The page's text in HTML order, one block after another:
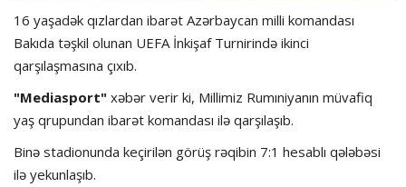
16 yaşadək qızlardan ibarət Azərbaycan milli komandası
Bakıda təşkil olunan UEFA İnkişaf Turnirində ikinci
qarşılaşmasına çıxıb.
"Mediasport" xəbər verir ki, Millimiz Rumıniyanın müvafiq
yaş qrupundan ibarət komandası ilə qarşılaşıb.
Binə stadionunda keçirilən görüş rəqibin 7:1 hesablı qələbəsi
ilə yekunlaşıb.